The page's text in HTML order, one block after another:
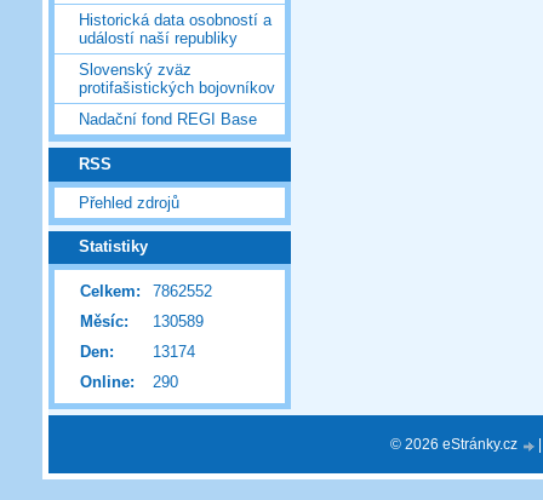
Historická data osobností a
událostí naší republiky
Slovenský zväz
protifašistických bojovníkov
Nadační fond REGI Base
RSS
Přehled zdrojů
Statistiky
Online: 290
Celkem:
7862552
Měsíc:
130589
Den:
13174
© 2026 eStránky.cz